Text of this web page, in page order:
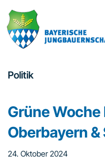
Inhalt
springen
Fußzeile
springen
Politik
Grüne
Oberbayern
24. Oktober 2024